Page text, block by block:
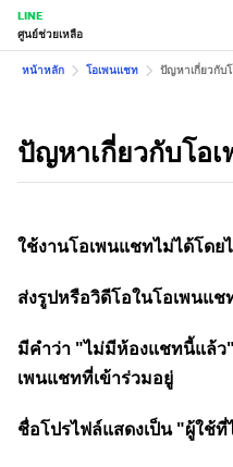
LINE
ศูนย์ช่วยเหลือ
หน้าหลัก โอเพนแชท ปัญหาเกี่ยวกับ
ปัญหาเกี่ยวกับโอ
ใช้งานโอเพนแชทไม่ได้โดย
ส่งรูปหรือวิดีโอในโอเพนแ
มีคำว่า "ไม่มีห้องแชทนี้แล้ว
เพนแชทที่เข้าร่วมอยู่
ชื่อโปรไฟล์แสดงเป็น "ผู้ใช้ที่